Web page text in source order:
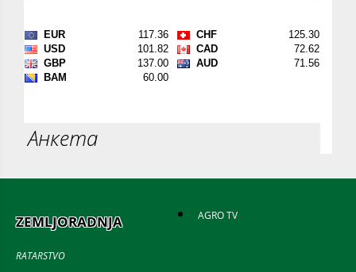
Анкета
ZEMLJORADNJA
RATARSTVO
AGRO TV